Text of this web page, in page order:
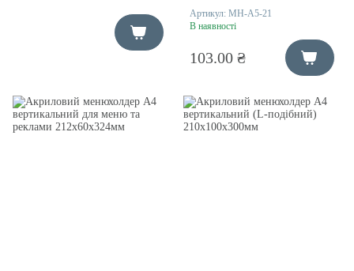
меню та реклами
Артикул: MH-A5-21
В наявності
103.00 ₴